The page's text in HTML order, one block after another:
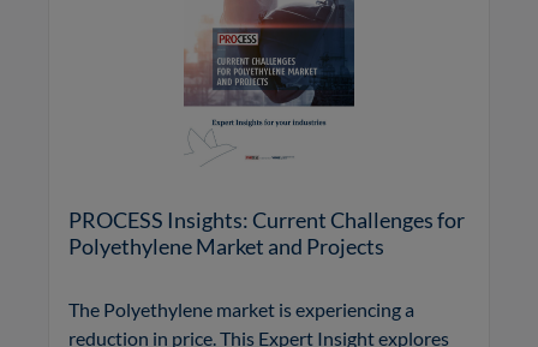
PROCESS Insights: Current Challenges for
Polyethylene Market and Projects
The Polyethylene market is experiencing a
reduction in price. This Expert Insight explores